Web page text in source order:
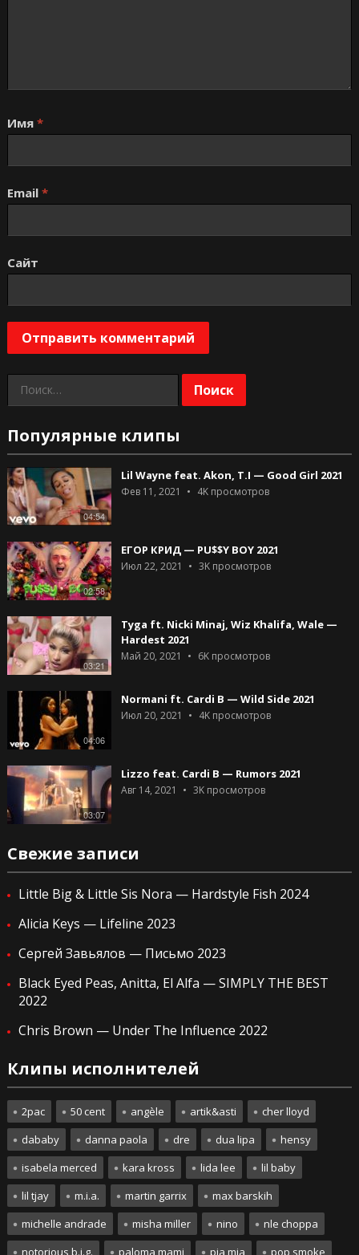
Имя *
Email *
Сайт
Найти:
Популярные клипы
04:54
Lil Wayne feat. Akon, T.I — Good Girl 2021
Фев 11, 2021 4Kпросмотров
02:58
ЕГОР КРИД — PU$$Y BOY 2021
Июл 22, 2021 3Kпросмотров
03:21
Tyga ft. Nicki Minaj, Wiz Khalifa, Wale —
Hardest 2021
Май 20, 2021 6Kпросмотров
04:06
Normani ft. Cardi B — Wild Side 2021
Июл 20, 2021 4Kпросмотров
03:07
Lizzo feat. Cardi B — Rumors 2021
Авг 14, 2021 3Kпросмотров
Свежие записи
Little Big & Little Sis Nora — Hardstyle Fish 2024
Alicia Keys — Lifeline 2023
Сергей Завьялов — Письмо 2023
Black Eyed Peas, Anitta, El Alfa — SIMPLY THE BEST
2022
Chris Brown — Under The Influence 2022
Клипы исполнителей
2pac 50 cent angèle artik&asti
cher lloyd
dababy
danna paola dre dua lipa
hensy
isabela merced
kara kross lida lee
lil baby
lil tjay
m.i.a. martin garrix
max barskih
michelle andrade
misha miller nino
nle choppa
notorious b.i.g.
paloma mami pia mia pop smoke